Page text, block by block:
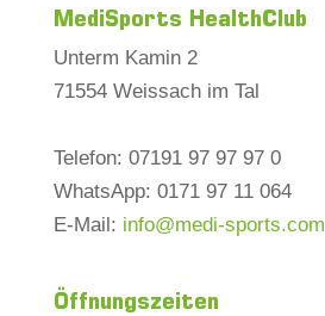
MediSports HealthClub
Unterm Kamin 2
71554 Weissach im Tal
Telefon: 07191 97 97 97 0
WhatsApp: 0171 97 11 064
E-Mail: info@medi-sports.com
Öffnungszeiten